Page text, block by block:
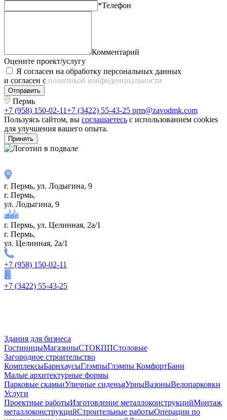
*Телефон
Комментарий
Оцените проект/услугу
Я согласен на обработку персональных данных
и согласен с политикой конфиденциальности
Отправить
Пермь
+7 (958) 150-02-11+7 (3422) 55-43-25 prm@zavodmk.com
Пользуясь сайтом, вы соглашаетесь с использованием cookies
для улучшения вашего опыта.
Принять
г. Пермь, ул. ​Лодыгина, 9
г. Пермь,
ул. ​Лодыгина, 9
г. Пермь, ул. Целинная, 2а/1
г. Пермь,
ул. Целинная, 2а/1
+7 (958) 150-02-11
+7 (3422) 55-43-25
Здания для бизнеса
ГостиницыМагазиныСТОКППСтоловые
Загородное строительство
КомплексыБарнхаусыГлэмпыГлэмпы КомфортБани
Малые архитектурные формы
Парковые скамьиУличные сиденьяУрныВазоныВелопарковки
Услуги
Проектные работыИзготовление металлоконструкцийМонтаж
металлоконструкцийСтроительные работыОперации по